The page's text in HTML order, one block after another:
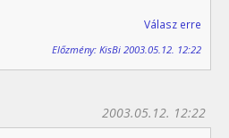
Válasz erre
Előzmény: KisBi 2003.05.12. 12:22
2003.05.12. 12:22